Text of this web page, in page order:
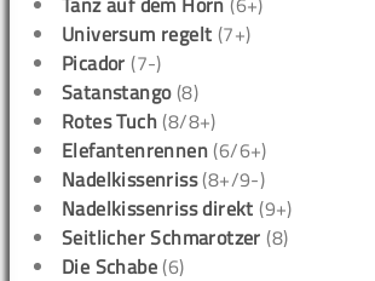
Universum regelt (7+)
Picador (7-)
Satanstango(8)
Rotes Tuch (8/8+)
Elefantenrennen (6/6+)
Nadelkissenriss(8+/9-)
Nadelkissenriss direkt (9+)
Seitlicher Schmarotzer (8)
Die Schabe (6)